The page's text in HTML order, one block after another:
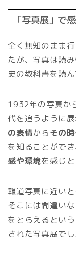
「写真展」で
全く無知のまま
たが、写真は読
史の教科書を読
1932年の写真か
代を追うように
の表情からその
を知ることがで
感や環境を感じ
報道写真に近い
そこには間違い
をとらえるとい
された写真展でし